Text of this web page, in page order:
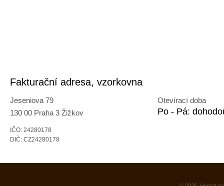
Fakturační adresa, vzorkovna
Jeseniova 79
130 00 Praha 3 Žižkov
IČO: 24280178
DIČ: CZ24280178
Otevírací doba
Po - Pá: